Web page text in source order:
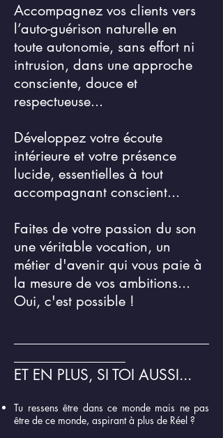
Accompagnez vos clients vers
l’auto-guérison naturelle en
toute autonomie, sans effort ni
intrusion, dans une approche
consciente, douce et
respectueuse...
Développez votre écoute
intérieure et votre présence
lucide, essentielles à tout
accompagnant conscient...
Faites de votre passion du son
une véritable vocation, un
métier d'avenir qui vous paie à
la mesure de vos ambitions...
Oui, c'est possible !
ET EN PLUS, SI TOI AUSSI...
Tu ressens être dans ce monde mais ne pas
être de ce monde, aspirant à plus de Réel ?